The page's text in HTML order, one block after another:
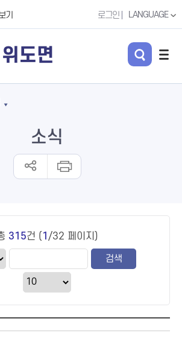
기 로그인 LANGUAGE
위도면
소식
315건 ( 1 /32 페이지)